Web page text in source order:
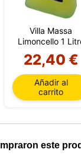
Villa Massa
Limoncello 1
22,40 €
Añadir al
carrito
este